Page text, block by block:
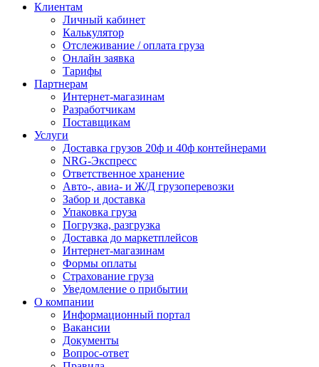
Клиентам
Личный кабинет
Калькулятор
Отслеживание / оплата груза
Онлайн заявка
Тарифы
Партнерам
Интернет-магазинам
Разработчикам
Поставщикам
Услуги
Доставка грузов 20ф и 40ф контейнерами
NRG-Экспресс
Ответственное хранение
Авто-, авиа- и Ж/Д грузоперевозки
Забор и доставка
Упаковка груза
Погрузка, разгрузка
Доставка до маркетплейсов
Интернет-магазинам
Формы оплаты
Страхование груза
Уведомление о прибытии
О компании
Информационный портал
Вакансии
Документы
Вопрос-ответ